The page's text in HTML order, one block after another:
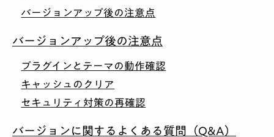
バージョンアップ後の注意点
バージョンアップ後の注意点
プラグインとテーマの動作確認
キャッシュのクリア
セキュリティ対策の再確認
バージョンに関するよくある質問（Q&A）